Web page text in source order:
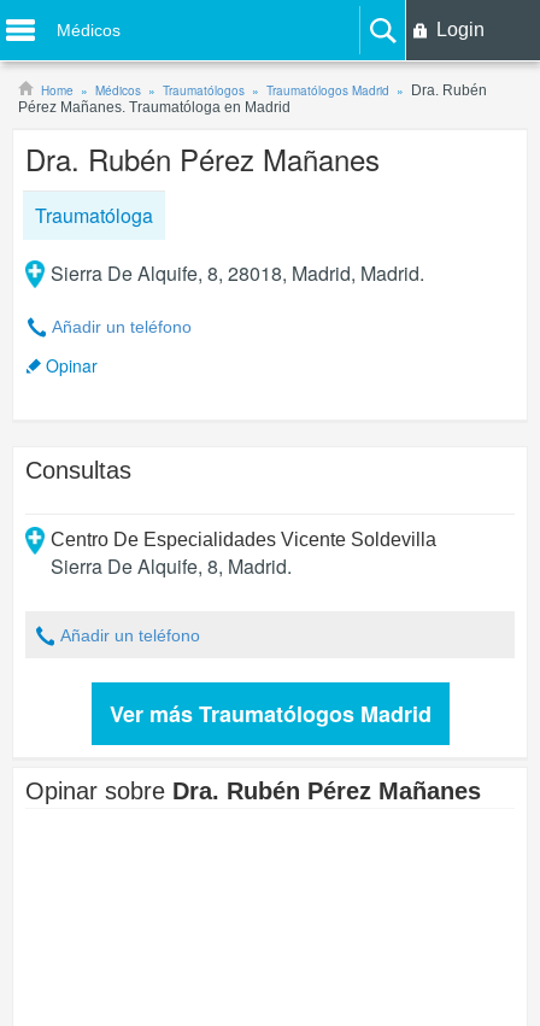
Médicos Login
Home Médicos Traumatólogos Traumatólogos Madrid
Dra. Rubén
Pérez Mañanes. Traumatóloga en Madrid
Dra. Rubén Pérez Mañanes
Traumatóloga
Sierra De Alquife, 8, 28018, Madrid, Madrid.
Añadir un teléfono
Opinar
Consultas
Centro De Especialidades Vicente Soldevilla
Sierra De Alquife, 8, Madrid.
Añadir un teléfono
Ver más Traumatólogos Madrid
Opinar sobre Dra. Rubén Pérez Mañanes